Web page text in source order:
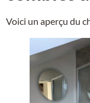
Voici un aperçu du